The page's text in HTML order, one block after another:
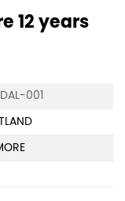
12 years
001